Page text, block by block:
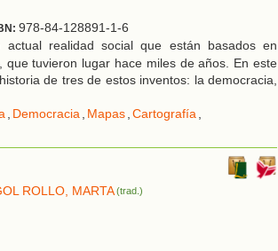
978-84-128891-1-6
realidad social que están basados en
tuvieron lugar hace miles de años. En este
de tres de estos inventos: la democracia,
, Democracia, Mapas,Cartografía,
ROLLO, MARTA(trad.)